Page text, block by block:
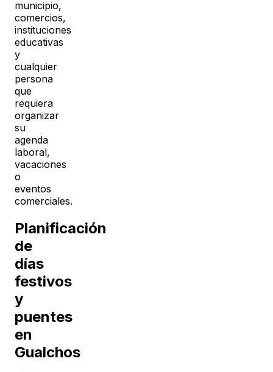
municipio,
comercios,
instituciones
educativas
y
cualquier
persona
que
requiera
organizar
su
agenda
laboral,
vacaciones
o
eventos
comerciales.
Planificación
de
días
festivos
y
puentes
en
Gualchos